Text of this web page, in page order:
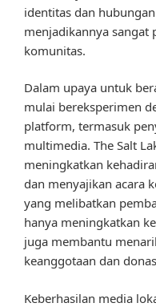
identitas dan
menjadikannya sangat
komunitas.
Dalam upaya untuk
mulai bereksperimen
platform, termasuk
multimedia. The Salt
meningkatkan
dan menyajikan acara
yang melibatkan
hanya meningkatkan
juga membantu
keanggotaan dan
Keberhasilan media